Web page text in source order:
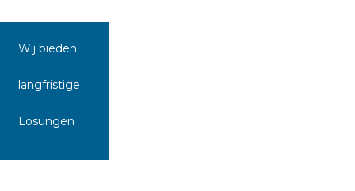
Wij bieden
langfristige
Lösungen